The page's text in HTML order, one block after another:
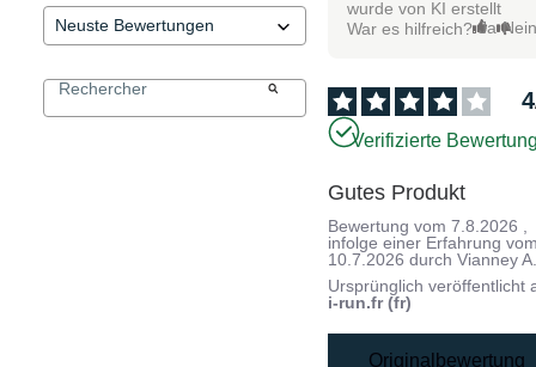
wurde von KI erstellt
War es hilfreich? Ja
4
Verifizierte
Gutes Produkt
Bewertung vom7.8.2026
infolge einer Erfahrung
10.7.2026 durchVianney
Ursprünglich veröffentlicht
i-run.fr (fr)
Originalbewertung